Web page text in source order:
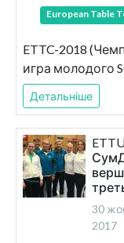
European Table
ETTC-2018
игра молодого
Детальніше
30
2017